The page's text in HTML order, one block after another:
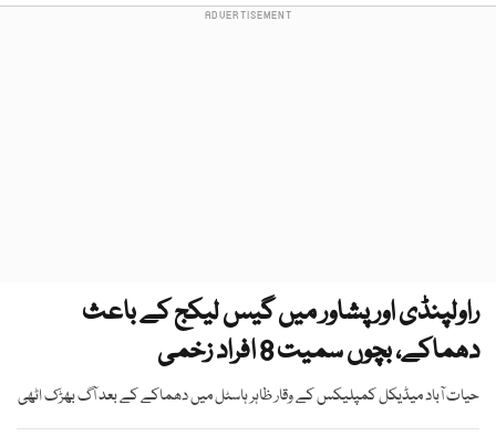
راولپنڈی اور پشاور میں گیس لیکج کے باعث
دھماکے، بچوں سمیت 8 افراد زخمی
حیات آباد میڈیکل کمپلیکس کے وقار ظاہر ہاسٹل میں دھماکے کے بعد آگ بھڑک اٹھی